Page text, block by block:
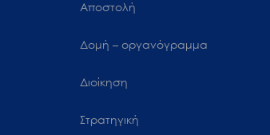
Αποστολή
Δομή – οργανόγραμμα
Διοίκηση
Στρατηγική